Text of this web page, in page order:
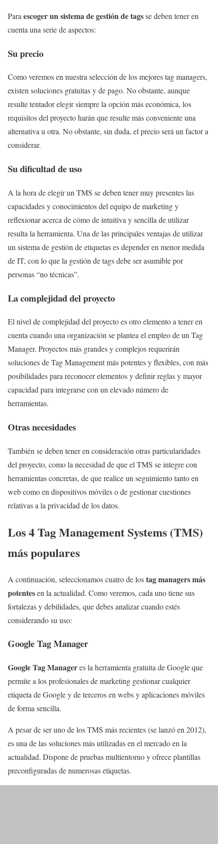
Para escoger un sistema de gestión de tagsse deben tener en
cuenta una serie de aspectos:
Su precio
Como veremos en nuestra selección de los mejores tag managers,
existen soluciones gratuitas y de pago. No obstante, aunque
resulte tentador elegir siempre la opción más económica, los
requisitos del proyecto harán que resulte más conveniente una
alternativa u otra. No obstante, sin duda, el precio será un factor a
considerar.
Su dificultad de uso
A la hora de elegir un TMS se deben tener muy presentes las
capacidades y conocimientos del equipo de marketing y
reflexionar acerca de cómo de intuitiva y sencilla de utilizar
resulta la herramienta. Una de las principales ventajas de utilizar
un sistema de gestión de etiquetas es depender en menor medida
de IT, con lo que la gestión de tags debe ser asumible por
personas “no técnicas”.
La complejidad del proyecto
El nivel de complejidad del proyecto es otro elemento a tener en
cuenta cuando una organización se plantea el empleo de un Tag
Manager. Proyectos más grandes y complejos requerirán
soluciones de Tag Management más potentes y flexibles, con más
posibilidades para reconocer elementos y definir reglas y mayor
capacidad para integrarse con un elevado número de
herramientas.
Otras necesidades
También se deben tener en consideración otras particularidades
del proyecto, como la necesidad de que el TMS se integre con
herramientas concretas, de que realice un seguimiento tanto en
web como en dispositivos móviles o de gestionar cuestiones
relativas a la privacidad de los datos.
Los 4 Tag Management Systems (TMS)
más populares
A continuación, seleccionamos cuatro de lostag managers más
potentesen la actualidad. Como veremos, cada uno tiene sus
fortalezas y debilidades, que debes analizar cuando estés
considerando su uso:
Google Tag Manager
Google Tag Manageres la herramienta gratuita de Google que
permite a los profesionales de marketing gestionar cualquier
etiqueta de Google y de terceros en webs y aplicaciones móviles
de forma sencilla.
A pesar de ser uno de los TMS más recientes (se lanzó en 2012),
es una de las soluciones más utilizadas en el mercado en la
actualidad. Dispone de pruebas multientorno y ofrece plantillas
preconfiguradas de numerosas etiquetas.